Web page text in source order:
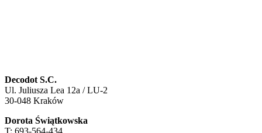
Decodot S.C.
Ul. Juliusza Lea 12a / LU-2
30-048 Kraków
Dorota Świątkowska